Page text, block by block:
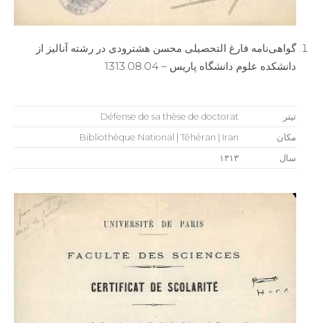
گواهی‌نامه فارغ التحصیلی محسن هشترودی در رشته آنالیز از
دانشکده علوم دانشگاه پاریس – 1313.08.04
تیتر
مکان
سال